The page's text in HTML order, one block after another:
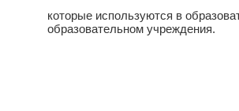
которые используются в
образовательном учреждения.